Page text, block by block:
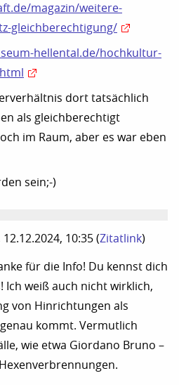
magazin/weitere-
gleichberechtigung/
hellental.de/hochkultur-
dort tatsächlich
als gleichberechtigt
im Raum, aber es war eben
sein;-)
12.12.2024, 10:35 (Zitatlink)
für die Info! Du kennst dich
Ich weiß auch nicht wirklich,
von Hinrichtungen als
kommt. Vermutlich
wie etwa Giordano Bruno –